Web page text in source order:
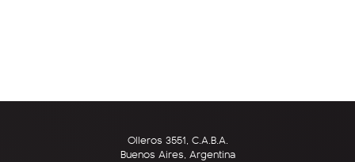
Olleros 3551, C.A.B.A.
Buenos Aires, Argentina